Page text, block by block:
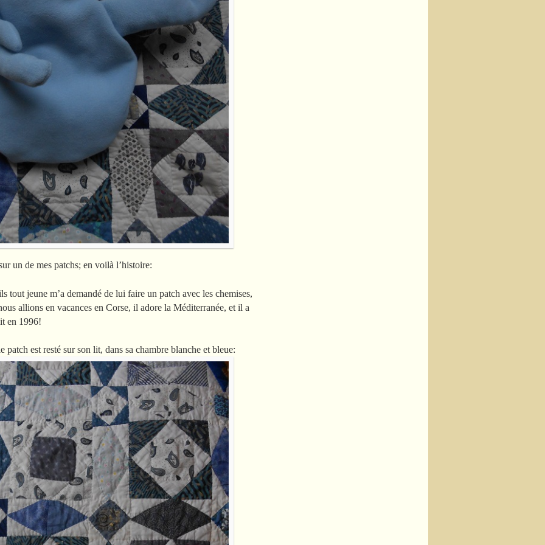
un de mes patchs; en voilà l’histoire:
tout jeune m’a demandé de lui faire un patch avec les chemises,
allions en vacances en Corse, il adore la Méditerranée, et il a
en 1996!
est resté sur son lit, dans sa chambre blanche et bleue: